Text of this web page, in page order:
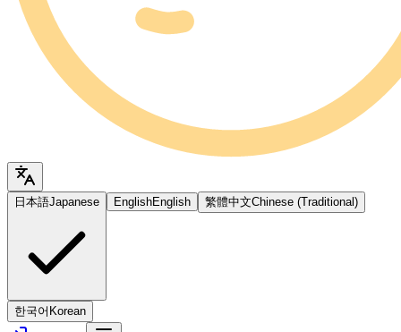
日本語Japanese EnglishEnglish 繁體中文Chinese (Traditional)
한국어 Korean